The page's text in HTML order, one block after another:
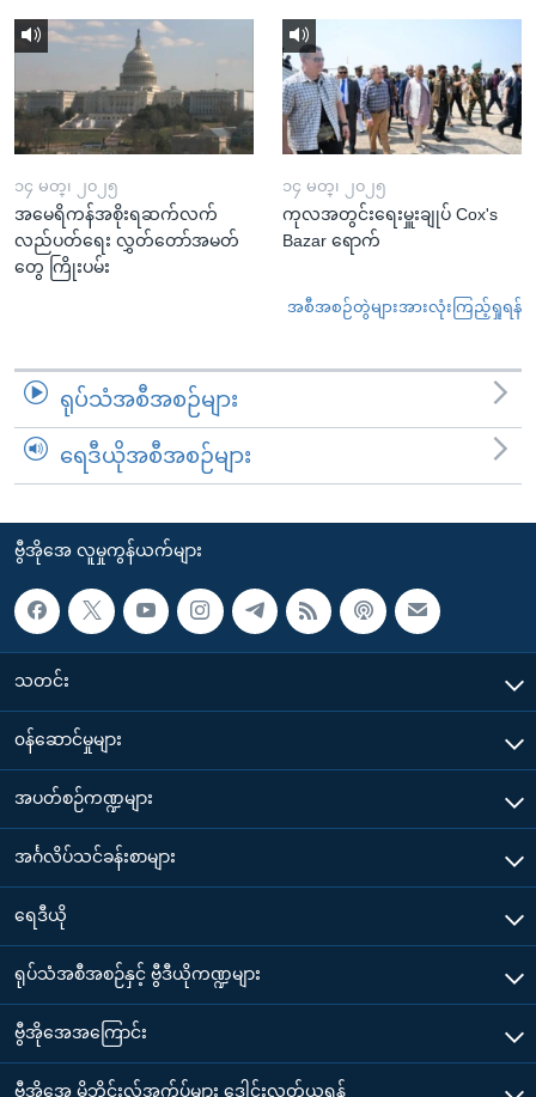
၁၄ မတ္၊ ၂၀၂၅
အမေရိကန်အစိုးရဆက်လက်
လည်ပတ်ရေး လွှတ်တော်အမတ်
တွေ ကြိုးပမ်း
၁၄ မတ္၊ ၂၀၂၅
ကုလအတွင်းရေးမှူးချုပ် Cox's
Bazar ရောက်
အစီအစဉ်တွဲများအားလုံးကြည့်ရှုရန်
ရုပ်သံအစီအစဉ်များ
ရေဒီယိုအစီအစဉ်များ
ဗွီအိုအေ လူမှုကွန်ယက်များ
သတင်း
၀န်ဆောင်မှုများ
အပတ်စဉ်ကဏ္ဍများ
အင်္ဂလိပ်သင်ခန်းစာများ
ရေဒီယို
ရုပ်သံအစီအစဉ်နှင့် ဗွီဒီယိုကဏ္ဍများ
ဗွီအိုအေအကြောင်း
ဗွီအိုအေ မိုဘိုင်းလ်အက်ပ်များ ဒေါင်းလုတ်ယူရန်